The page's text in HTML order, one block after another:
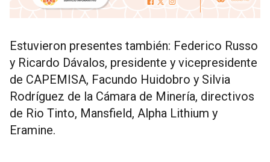
Estuvieron presentes también: Federico Russo
y Ricardo Dávalos, presidente y vicepresidente
de CAPEMISA, Facundo Huidobro y ⁠Silvia
Rodríguez de la Cámara de Minería, directivos
de Rio Tinto, Mansfield, Alpha Lithium y
Eramine.